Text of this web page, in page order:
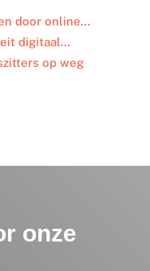
door online…
digitaal…
op weg
onze